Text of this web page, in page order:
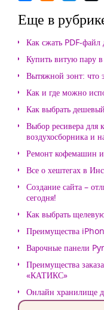
Еще в
Как сжать PDF-файл
Купить витую пару
Вытяжной зонт: что
Как и где можно
Как выбрать
Выбор ресивера для
воздухосборника и
Ремонт кофемашин
Все о хештегах в
Создание сайта –
сегодня!
Как выбрать
Преимущества
Варочные панели
Преимущества
«КАТИКС»
Онлайн хранилище